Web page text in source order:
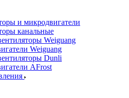
и микродвигатели
канальные
Weiguang
Weiguang
Dunli
AFrost